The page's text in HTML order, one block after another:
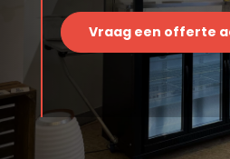
Vraag een offerte